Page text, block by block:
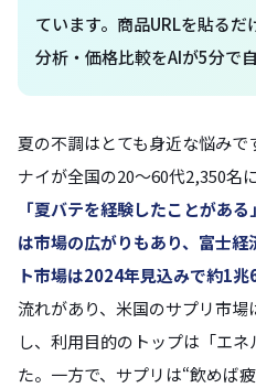
ています。商品URLを貼る
分析・価格比較をAIが5分で
夏の不調はとても身近な悩み
ナイが全国の20〜60代2,350名
「夏バテを経験したことがある」
は市場の広がりもあり、富士
ト市場は2024年見込みで約1兆
流れがあり、米国のサプリ市
し、利用目的のトップは「エ
た。一方で、サプリは“飲めば